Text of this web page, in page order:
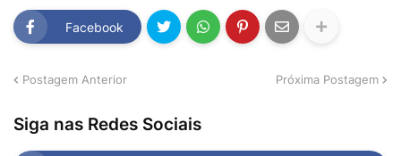
Facebook
Postagem Anterior Próxima Postagem
Siga nas Redes Sociais